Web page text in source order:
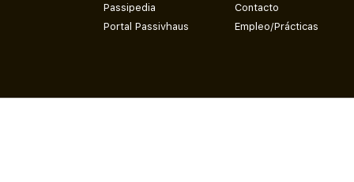
Passipedia
Portal Passivhaus
Contacto
Empleo/Prácticas